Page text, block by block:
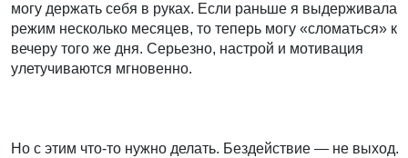
могу держать себя в руках. Если раньше я выдерживала
режим несколько месяцев, то теперь могу «сломаться» к
вечеру того же дня. Серьезно, настрой и мотивация
улетучиваются мгновенно.
Но с этим что-то нужно делать. Бездействие — не выход.